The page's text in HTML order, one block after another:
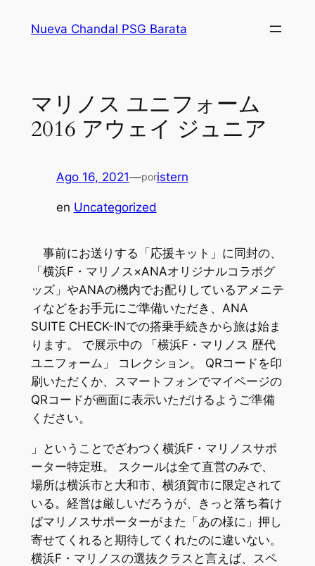
Nueva Chandal PSG Barata
マリノス ユニフォーム
2016 アウェイ ジュニア
Ago 16, 2021—poristern
en Uncategorized
事前にお送りする「応援キット」に同封の、
「横浜F・マリノス×ANAオリジナルコラボグ
ッズ」やANAの機内でお配りしているアメニテ
ィなどをお手元にご準備いただき、ANA
SUITE CHECK-INでの搭乗手続きから旅は始ま
ります。 で展示中の 「横浜F・マリノス 歴代
ユニフォーム」 コレクション。 QRコードを印
刷いただくか、スマートフォンでマイページの
QRコードが画面に表示いただけるようご準備
ください。
」ということでざわつく横浜F・マリノスサポ
ーター特定班。 スクールは全て直営のみで、
場所は横浜市と大和市、横須賀市に限定されて
いる。経営は厳しいだろうが、きっと落ち着け
ばマリノスサポーターがまた「あの様に」押し
寄せてくれると期待してくれたのに違いない。
横浜F・マリノスの選抜クラスと言えば、スペ